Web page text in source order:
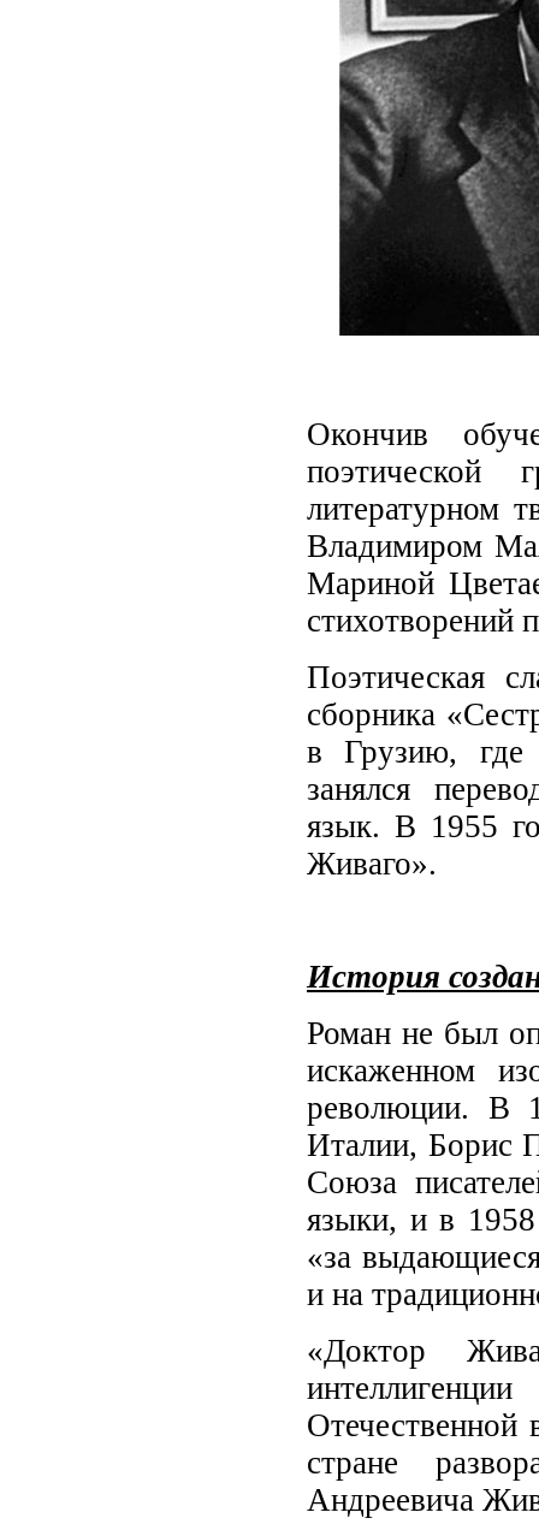
Окончив
литературном
Владимиром
Мариной
стихотворений
Поэтическая
сборника
в Грузию, где
занялся
язык. В 1955
Живаго».
История
Роман не был
искаженном
революции. В
Италии, Борис
Союза
языки, и в
«за
и на
«Доктор
стране
Андреевича